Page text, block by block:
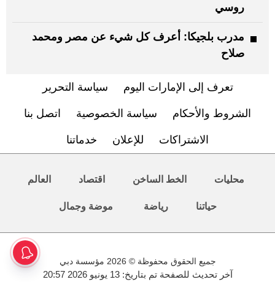
روسي
مدرب بلجيكا: أعرف كل شيء عن مصر ومحمد
صلاح
تعرف إلى الإمارات اليوم سياسة التحرير
الشروط والأحكام سياسة الخصوصية اتصل بنا
الاشتراكات للإعلان خدماتنا
محليات الخط الساخن اقتصاد العالم
حياتنا رياضة موضة وجمال
جميع الحقوق محفوظة © 2026 مؤسسة دبي
آخر تحديث للصفحة تم بتاريخ: 13 يونيو 2026 20:57